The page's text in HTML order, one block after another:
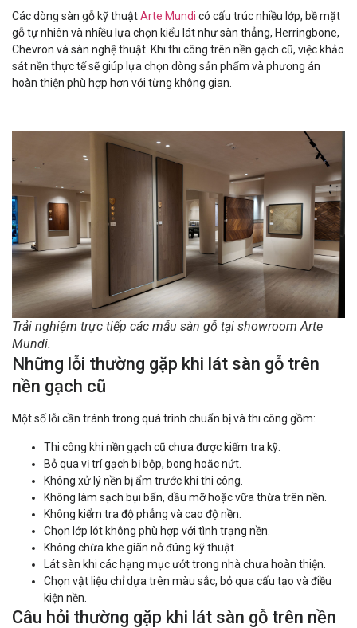
Các dòng sàn gỗ kỹ thuậtArte Mundi có cấu trúc nhiều lớp, bề mặt
gỗ tự nhiên và nhiều lựa chọn kiểu lát như sàn thẳng, Herringbone,
Chevron và sàn nghệ thuật. Khi thi công trên nền gạch cũ, việc khảo
sát nền thực tế sẽ giúp lựa chọn dòng sản phẩm và phương án
hoàn thiện phù hợp hơn với từng không gian.
Trải nghiệm trực tiếp các mẫu sàn gỗ tại showroom Arte
Mundi.
Những lỗi thường gặp khi lát sàn gỗ trên
nền gạch cũ
Một số lỗi cần tránh trong quá trình chuẩn bị và thi công gồm:
Thi công khi nền gạch cũ chưa được kiểm tra kỹ.
Bỏ qua vị trí gạch bị bộp, bong hoặc nứt.
Không xử lý nền bị ẩm trước khi thi công.
Không làm sạch bụi bẩn, dầu mỡ hoặc vữa thừa trên nền.
Không kiểm tra độ phẳng và cao độ nền.
Chọn lớp lót không phù hợp với tình trạng nền.
Không chừa khe giãn nở đúng kỹ thuật.
Lát sàn khi các hạng mục ướt trong nhà chưa hoàn thiện.
Chọn vật liệu chỉ dựa trên màu sắc, bỏ qua cấu tạo và điều
kiện nền.
Câu hỏi thường gặp khi lát sàn gỗ trên nền